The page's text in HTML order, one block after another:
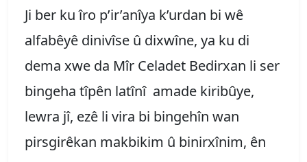
Ji ber ku îro p’ir’anîya k’urdan bi wê
alfabêyê dinivîse û dixwîne, ya ku di
dema xwe da Mîr Celadet Bedirxan li ser
bingeha tîpên latînî amade kiribûye,
lewra jî, ezê li vira bi bingehîn wan
pirsgirêkan makbikim û binirxînim, ên